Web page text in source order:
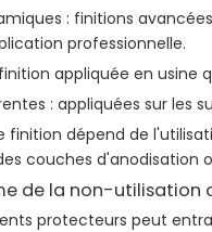
: finitions
professionnelle.
appliquée en
: appliquées sur les
finition dépend de
couches d'anodisation
de la non-
protecteurs peut